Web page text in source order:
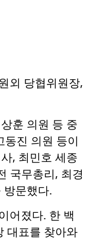
외 당협위원장,
상훈 의원 등 중
동진 의원 등이
, 최민호 세종
국무총리, 최경
방문했다.
어졌다. 한 백
대표를 찾아와